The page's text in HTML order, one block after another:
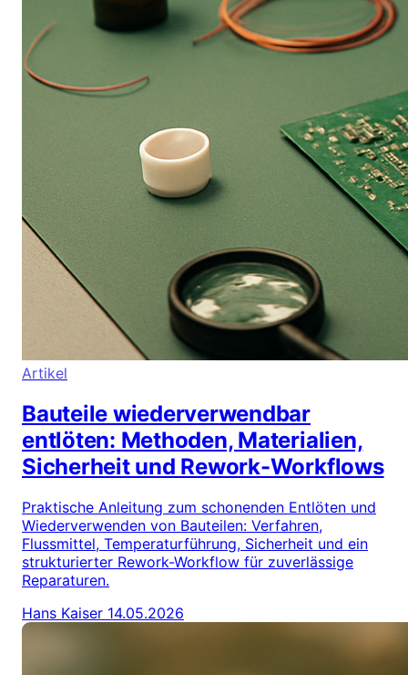
Artikel
Bauteile wiederverwendbar
entlöten: Methoden, Materialien,
Sicherheit und Rework-Workflows
Praktische Anleitung zum schonenden Entlöten und
Wiederverwenden von Bauteilen: Verfahren,
Flussmittel, Temperaturführung, Sicherheit und ein
strukturierter Rework-Workflow für zuverlässige
Reparaturen.
Hans Kaiser 14.05.2026